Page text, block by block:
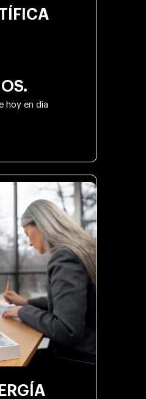
hoy en día